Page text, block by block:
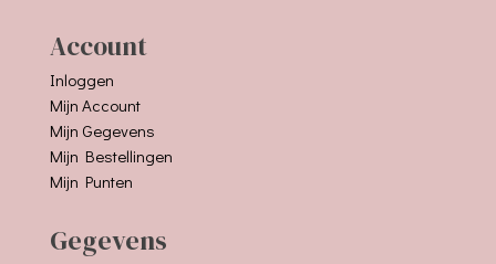
Account
Inloggen
Mijn Account
Mijn Gegevens
Mijn Bestellingen
Mijn Punten
Gegevens